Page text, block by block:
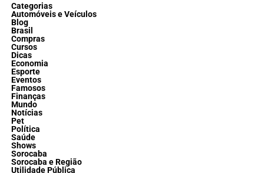
Categorias
Automóveis e Veículos
Blog
Brasil
Compras
Cursos
Dicas
Economia
Esporte
Eventos
Famosos
Finanças
Mundo
Notícias
Pet
Política
Saúde
Shows
Sorocaba
Sorocaba e Região
Utilidade Pública